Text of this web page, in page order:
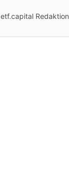
etf.capital Redaktion